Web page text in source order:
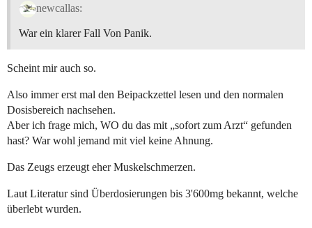
newcallas:
War ein klarer Fall Von Panik.
Scheint mir auch so.
Also immer erst mal den Beipackzettel lesen und den normalen
Dosisbereich nachsehen.
Aber ich frage mich, WO du das mit „sofort zum Arzt“ gefunden
hast? War wohl jemand mit viel keine Ahnung.
Das Zeugs erzeugt eher Muskelschmerzen.
Laut Literatur sind Überdosierungen bis 3'600mg bekannt, welche
überlebt wurden.